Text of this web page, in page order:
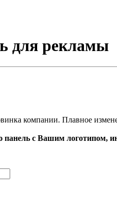
для рекламы
компании. Плавное
панель с Вашим логотипом,